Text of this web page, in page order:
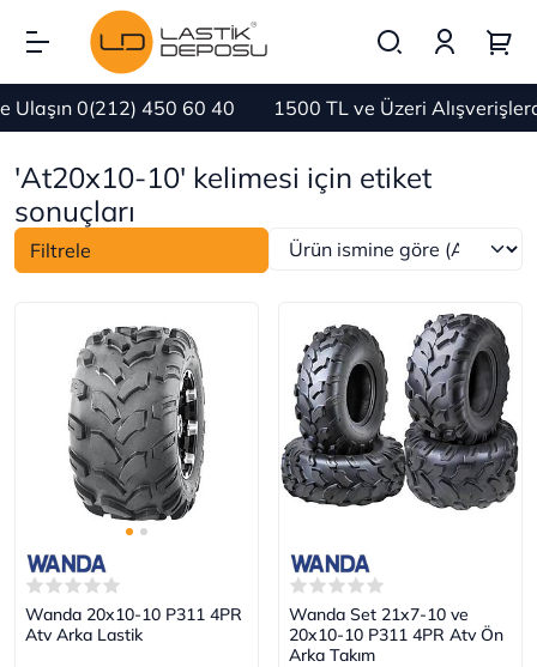
0(212) 450 60 40 1500 TL ve Üzeri
'At20x10-10' kelimesi için etiket
sonuçları
Filtrele
Wanda 20x10-10 P311 4PR
Atv Arka Lastik
Wanda Set 21x7-10 ve
20x10-10 P311 4PR Atv Ön
Arka Takım